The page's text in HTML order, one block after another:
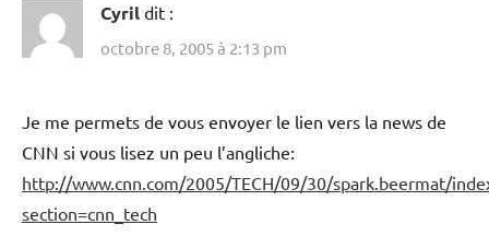
Cyril dit :
octobre 8, 2005 à 2:13 pm
Je me permets de vous envoyer le lien vers la news de
CNN si vous lisez un peu l’angliche:
http://www.cnn.com/2005/TECH/09/30/spark.beermat/
section=cnn_tech